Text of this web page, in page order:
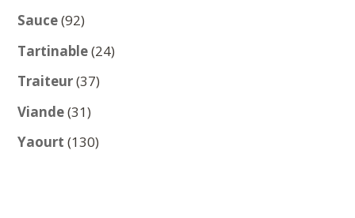
Sauce 9292
produits
Tartinable 2424
Traiteur 3737
Viande 3131
produits
Yaourt 130130